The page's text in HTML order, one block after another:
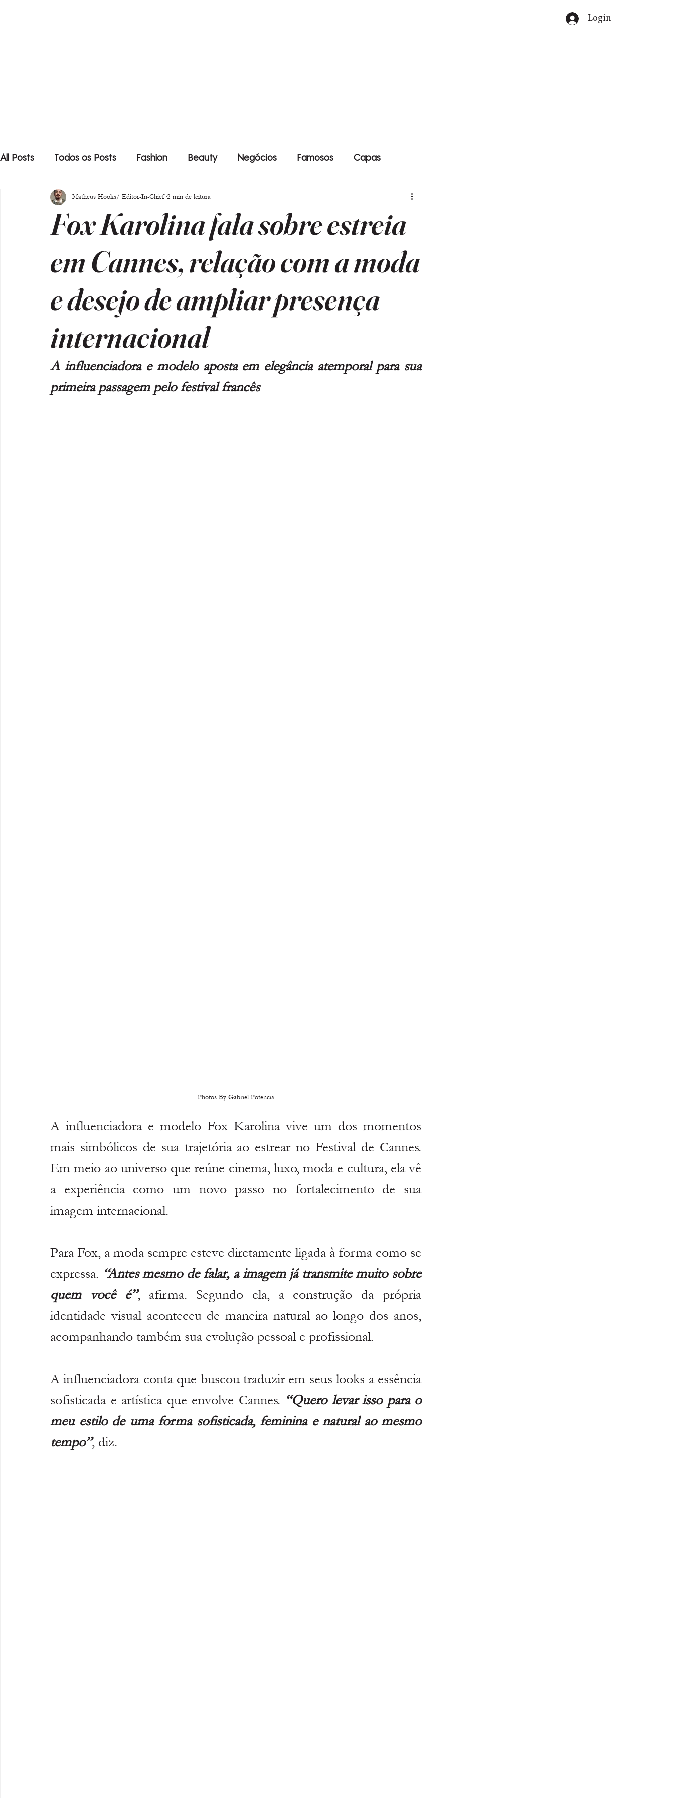
Login
All Posts Todos os Posts Fashion Beauty Negócios Famosos Capas
Fox Karolina fala sobre estreia
em Cannes, relação com a moda
e desejo de ampliar presença
internacional
Matheus Hooks/ Editor-In-Chief 2 min de leitura
A influenciadora e modelo aposta em elegância atemporal para sua
primeira passagem pelo festival francês
Photos By Gabriel Potencia
A influenciadora e modelo Fox Karolina vive um dos momentos
mais simbólicos de sua trajetória ao estrear no Festival de Cannes.
Em meio ao universo que reúne cinema, luxo, moda e cultura, ela vê
a experiência como um novo passo no fortalecimento de sua
imagem internacional.
Para Fox, a moda sempre esteve diretamente ligada à forma como se
expressa. “Antes mesmo de falar, a imagem já transmite muito sobre
quem você é”, afirma. Segundo ela, a construção da própria
identidade visual aconteceu de maneira natural ao longo dos anos,
acompanhando também sua evolução pessoal e profissional.
A influenciadora conta que buscou traduzir em seus looks a essência
sofisticada e artística que envolve Cannes. “Quero levar isso para o
meu estilo de uma forma sofisticada, feminina e natural ao mesmo
tempo”, diz.